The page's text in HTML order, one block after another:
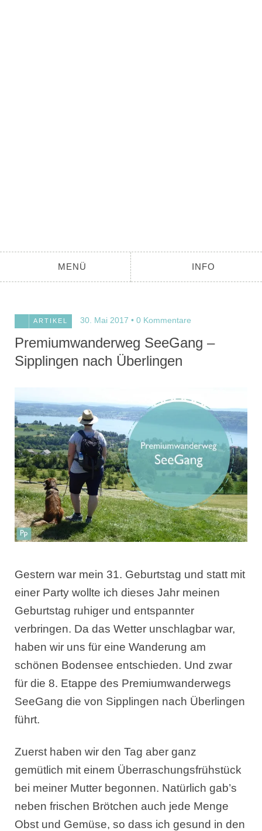
MENÜ INFO
ARTIKEL 30. Mai 2017 0 Kommentare
Premiumwanderweg SeeGang –
Sipplingen nach Überlingen
Gestern war mein 31. Geburtstag und statt mit
einer Party wollte ich dieses Jahr meinen
Geburtstag ruhiger und entspannter
verbringen. Da das Wetter unschlagbar war,
haben wir uns für eine Wanderung am
schönen Bodensee entschieden. Und zwar
für die 8. Etappe des Premiumwanderwegs
SeeGang die von Sipplingen nach Überlingen
führt.
Zuerst haben wir den Tag aber ganz
gemütlich mit einem Überraschungsfrühstück
bei meiner Mutter begonnen. Natürlich gab’s
neben frischen Brötchen auch jede Menge
Obst und Gemüse, so dass ich gesund in den